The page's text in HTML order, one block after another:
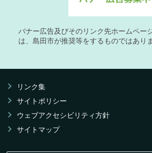
バナー広告及びそのリンク先ホームペー
は、島田市が推奨等をするものではあり
リンク集
サイトポリシー
ウェブアクセシビリティ方針
サイトマップ